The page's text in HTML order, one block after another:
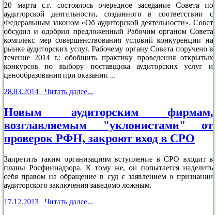
20 марта c.г. состоялось очередное заседание Совета по
аудиторской деятельности, созданного в соответствии с
Федеральным законом «Об аудиторской деятельности». Совет
обсудил и одобрил предложенный Рабочим органом Совета
комплекс мер совершенствования условий конкуренции на
рынке аудиторских услуг. Рабочему органу Совета поручено в
течение 2014 г.: обобщить практику проведения открытых
конкурсов по выбору поставщика аудиторских услуг и
ценообразования при оказании ...
28.03.2014 Читать далее...
Новым аудиторским фирмам,
возглавляемым "уклонистами" от
проверок РФН, закроют вход в СРО
Запретить таким организациям вступление в СРО входит в
планы Росфиннадзора. К тому же, он попытается наделить
себя правом на обращение в суд с заявлением о признании
аудиторского заключения заведомо ложным.
17.12.2013 Читать далее...